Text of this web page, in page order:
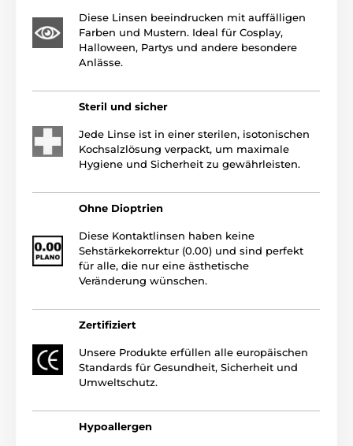
Diese Linsen beeindrucken mit auffälligen
Farben und Mustern. Ideal für Cosplay,
Halloween, Partys und andere besondere
Anlässe.
Steril und sicher
Jede Linse ist in einer sterilen, isotonischen
Kochsalzlösung verpackt, um maximale
Hygiene und Sicherheit zu gewährleisten.
Ohne Dioptrien
Diese Kontaktlinsen haben keine
Sehstärkekorrektur (0.00) und sind perfekt
für alle, die nur eine ästhetische
Veränderung wünschen.
Zertifiziert
Unsere Produkte erfüllen alle europäischen
Standards für Gesundheit, Sicherheit und
Umweltschutz.
Hypoallergen